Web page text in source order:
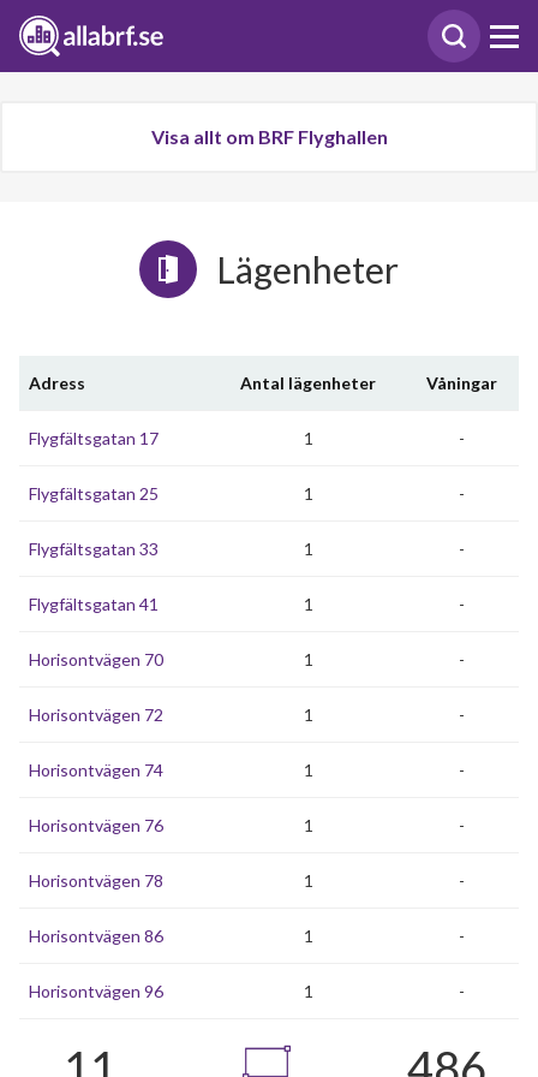
Visa allt om BRF Flyghallen
Lägenheter
Adress Antal lägenheter Våningar
Flygfältsgatan 17 1 -
Flygfältsgatan 25 1 -
Flygfältsgatan 33 1 -
Flygfältsgatan 41 1 -
Horisontvägen 70 1 -
Horisontvägen 72 1 -
Horisontvägen 74 1 -
Horisontvägen 76 1 -
Horisontvägen 78 1 -
Horisontvägen 86 1 -
Horisontvägen 96 1 -